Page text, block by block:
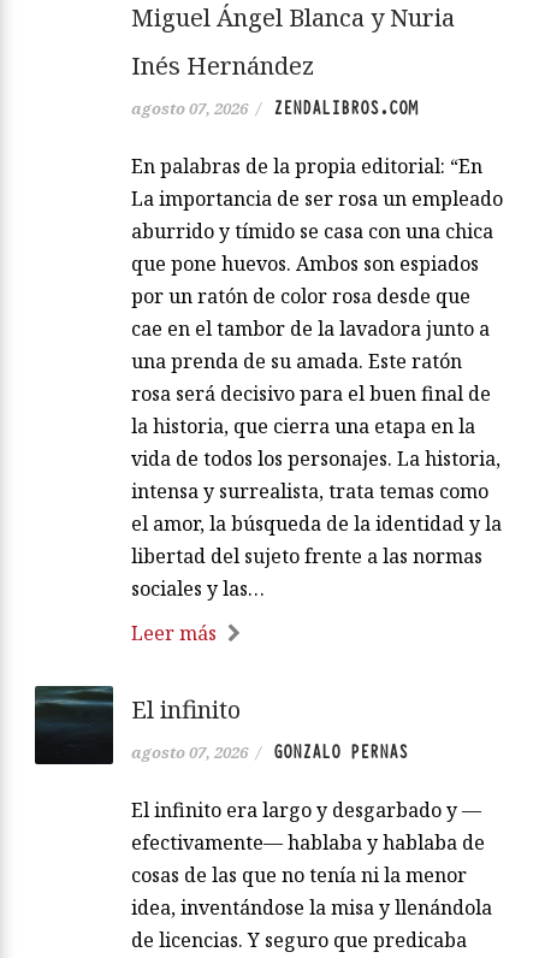
Miguel Ángel Blanca y Nuria
Inés Hernández
agosto 07, 2026 / ZENDALIBROS.COM
En palabras de la propia editorial: “En
La importancia de ser rosa un empleado
aburrido y tímido se casa con una chica
que pone huevos. Ambos son espiados
por un ratón de color rosa desde que
cae en el tambor de la lavadora junto a
una prenda de su amada. Este ratón
rosa será decisivo para el buen final de
la historia, que cierra una etapa en la
vida de todos los personajes. La historia,
intensa y surrealista, trata temas como
el amor, la búsqueda de la identidad y la
libertad del sujeto frente a las normas
sociales y las…
Leer más
El infinito
agosto 07, 2026 / GONZALO PERNAS
El infinito era largo y desgarbado y —
efectivamente— hablaba y hablaba de
cosas de las que no tenía ni la menor
idea, inventándose la misa y llenándola
de licencias. Y seguro que predicaba